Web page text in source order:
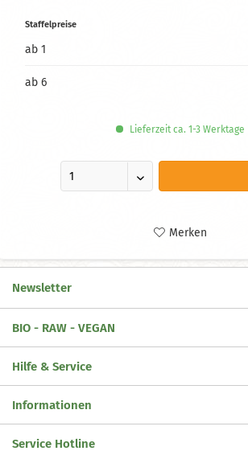
Staffelpreise
ab 1
ab 6
Lieferzeit ca. 1-3 Werktage
Merken
Newsletter
BIO - RAW - VEGAN
Hilfe & Service
Informationen
Service Hotline